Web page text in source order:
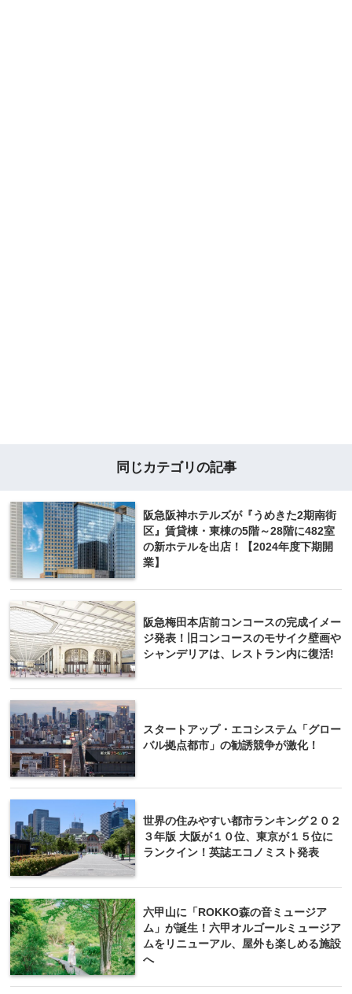
同じカテゴリの記事
阪急阪神ホテルズが『うめきた2期南街
区』賃貸棟・東棟の5階～28階に482室
の新ホテルを出店！【2024年度下期開
業】
阪急梅田本店前コンコースの完成イメー
ジ発表！旧コンコースのモサイク壁画や
シャンデリアは、レストラン内に復活!
スタートアップ・エコシステム「グロー
バル拠点都市」の勧誘競争が激化！
世界の住みやすい都市ランキング２０２
３年版 大阪が１０位、東京が１５位に
ランクイン！英誌エコノミスト発表
六甲山に「ROKKO森の音ミュージア
ム」が誕生！六甲オルゴールミュージア
ムをリニューアル、屋外も楽しめる施設
へ